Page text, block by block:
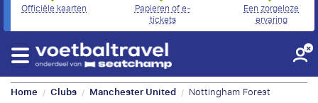
Officiële kaarten
Papieren of e-
tickets
Een zorgeloze
ervaring
Home / Clubs / Manchester United / Nottingham Forest